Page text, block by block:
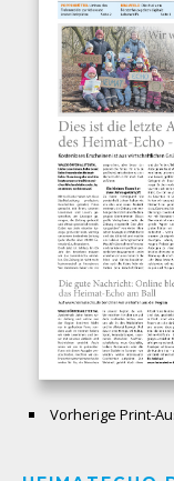
Vorherige Print-